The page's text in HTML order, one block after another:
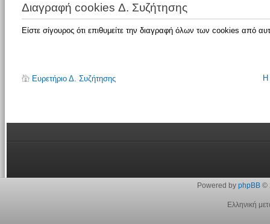
Διαγραφή cookies Δ. Συζήτησης
Είστε σίγουρος ότι επιθυμείτε την διαγραφή όλων των cookies από
Ευρετήριο Δ. Συζήτησης Η
Powered by phpBB©
Ελληνική